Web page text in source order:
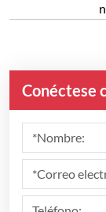
Conéctese